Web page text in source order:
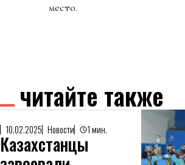
место.
читайте также
10.02.2025 Новости 1 мин.
Казахстанцы